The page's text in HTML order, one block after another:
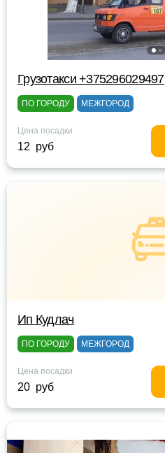
Грузотакси +375296029497
ПО ГОРОДУ МЕЖГОРОД
Цена посадки
12 руб
Ип Кудлач
ПО ГОРОДУ МЕЖГОРОД
Цена посадки
20 руб